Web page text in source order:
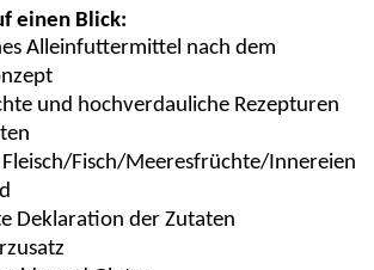
einen Blick:
Alleinfuttermittel nach dem
und hochverdauliche Rezepturen
Fisch/Meeresfrüchte/Innereien
Deklaration der Zutaten